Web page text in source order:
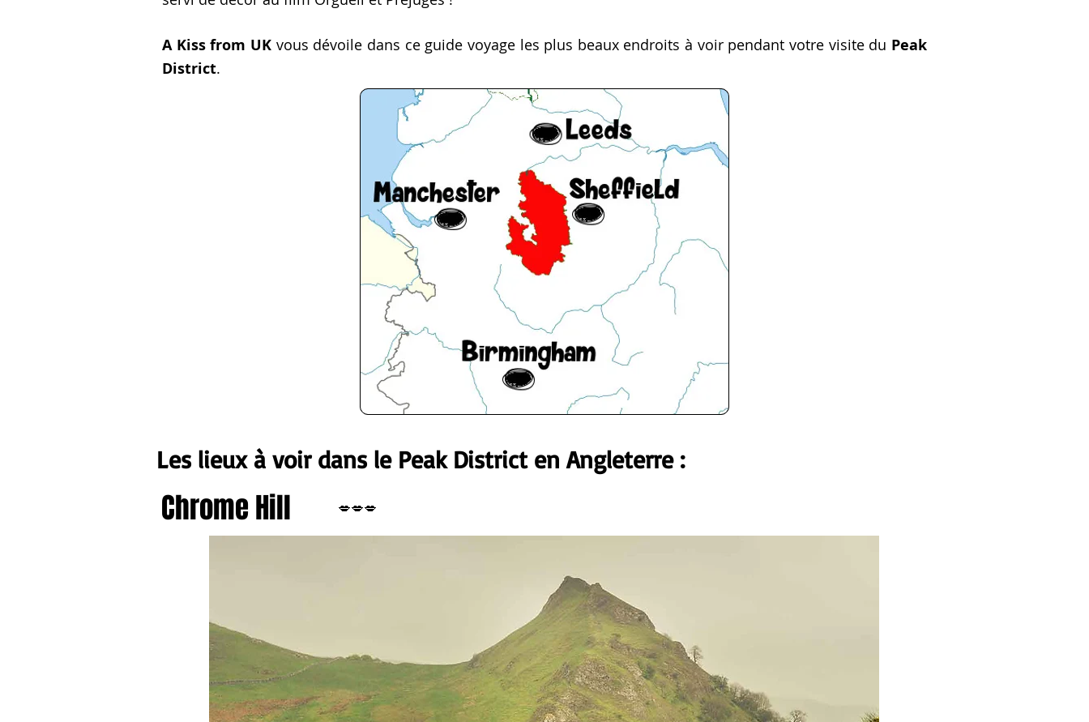
A Kiss from UKvous dévoile dans ce guide voyage les plus beaux endroits à voir pendant votre visite du Peak
District.
Les lieux à voir dans le Peak District en Angleterre :
Chrome Hill 💋💋💋